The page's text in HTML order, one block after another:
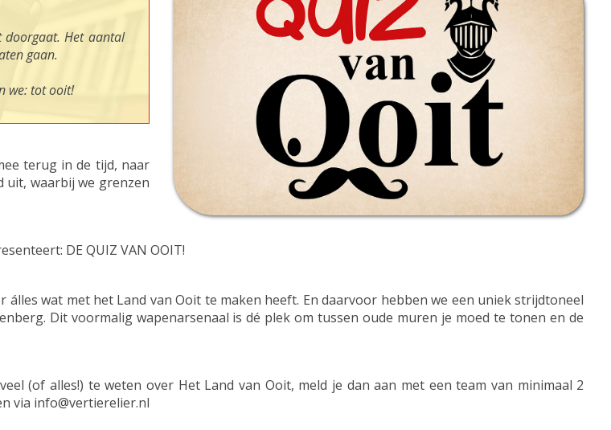
doorgaat. Het aantal
gaan.
we: tot ooit!
terug in de tijd, naar
uit, waarbij we grenzen
DE QUIZ VAN OOIT!
wat met het Land van Ooit te maken heeft. En daarvoor hebben we een uniek strijdtoneel
Dit voormalig wapenarsenaal is dé plek om tussen oude muren je moed te tonen en de
(of alles!) te weten over Het Land van Ooit, meld je dan aan met een team van minimaal 2
via info@vertierelier.nl